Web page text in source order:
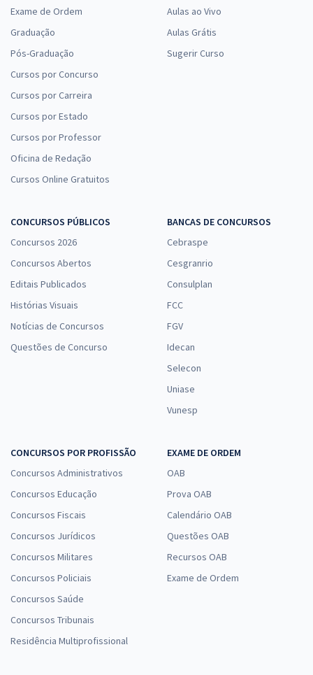
Exame de Ordem
Graduação
Pós-Graduação
Cursos por Concurso
Cursos por Carreira
Cursos por Estado
Cursos por Professor
Oficina de Redação
Cursos Online Gratuitos
Aulas ao Vivo
Aulas Grátis
Sugerir Curso
CONCURSOS PÚBLICOS
Concursos 2026
Concursos Abertos
Editais Publicados
Histórias Visuais
Notícias de Concursos
Questões de Concurso
BANCAS DE CONCURSOS
Cebraspe
Cesgranrio
Consulplan
FCC
FGV
Idecan
Selecon
Uniase
Vunesp
CONCURSOS POR PROFISSÃO
Concursos Administrativos
Concursos Educação
Concursos Fiscais
Concursos Jurídicos
Concursos Militares
Concursos Policiais
Concursos Saúde
Concursos Tribunais
Residência Multiprofissional
EXAME DE ORDEM
OAB
Prova OAB
Calendário OAB
Questões OAB
Recursos OAB
Exame de Ordem